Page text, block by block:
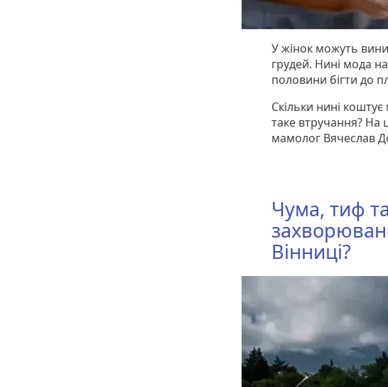
У жінок можуть
грудей. Нині мода
половини бігти до
Скільки нині
таке втручання? На
мамолог Вячеслав
Чума, тиф
Вінниці?